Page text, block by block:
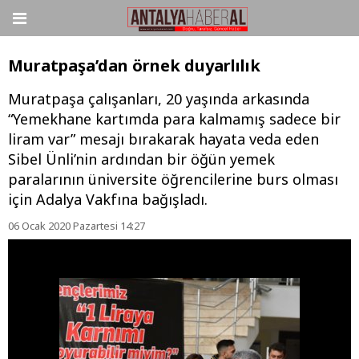
Muratpaşa’dan örnek duyarlılık
Muratpaşa çalışanları, 20 yaşında arkasında
“Yemekhane kartımda para kalmamış sadece bir
liram var” mesajı bırakarak hayata veda eden
Sibel Ünli’nin ardından bir öğün yemek
paralarının üniversite öğrencilerine burs olması
için Adalya Vakfına bağışladı.
06 Ocak 2020 Pazartesi 14:27